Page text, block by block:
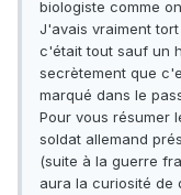
biologiste comme
J'avais vraiment
c'était tout sauf un
secrètement que
marqué dans le
Pour vous résumer
soldat allemand
(suite à la guerre
aura la curiosité de